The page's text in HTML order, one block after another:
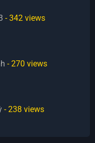
- 342 views
- 270 views
- 238 views